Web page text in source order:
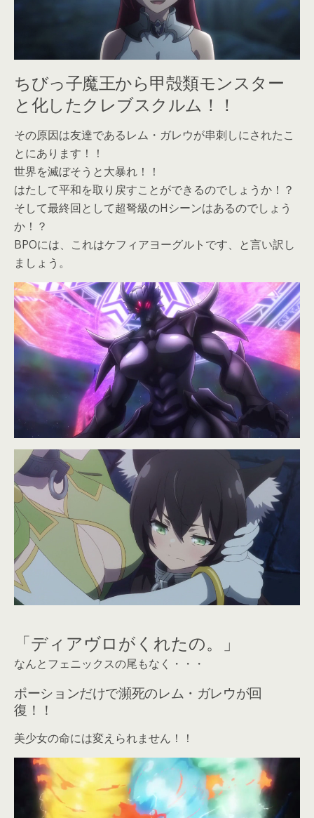
ちびっ子魔王から甲殻類モンスター
と化したクレブスクルム！！
その原因は友達であるレム・ガレウが串刺しにされたこ
とにあります！！
世界を滅ぼそうと大暴れ！！
はたして平和を取り戻すことができるのでしょうか！？
そして最終回として超弩級のHシーンはあるのでしょう
か！？
BPOには、これはケフィアヨーグルトです、と言い訳し
ましょう。
「ディアヴロがくれたの。」
なんとフェニックスの尾もなく・・・
ポーションだけで瀕死のレム・ガレウが回
復！！
美少女の命には変えられません！！